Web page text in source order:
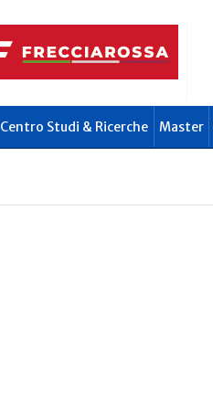
Centro Studi & Ricerche Master